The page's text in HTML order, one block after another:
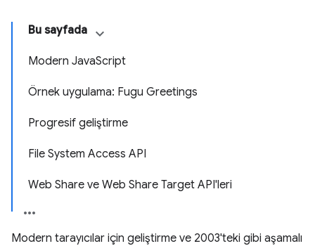
Bu sayfada
Modern JavaScript
Örnek uygulama: Fugu Greetings
Progresif geliştirme
File System Access API
Web Share ve Web Share Target API'leri
Modern tarayıcılar için geliştirme ve 2003'teki gibi aşamalı